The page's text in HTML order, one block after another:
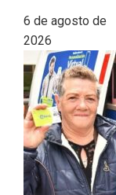
6 de agosto de
2026